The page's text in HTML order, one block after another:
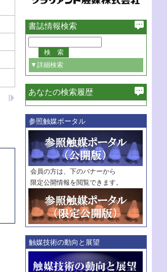
書誌情報検索
▼詳細検索
必ず含む
巻・号指定
巻
号
範囲指定
巻
号～
巻
号
触媒年鑑
年度
記事種別
マーク：
マークあり
あなたの検索履歴
参照触媒ポータル
会員の方は、下のバナーから
限定公開情報を閲覧できます。
触媒技術の動向と展望